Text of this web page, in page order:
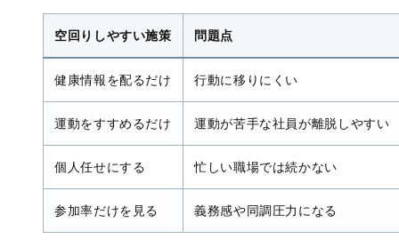
空回りしやすい施策 問題点
健康情報を配るだけ 行動に移りにくい
運動をすすめるだけ 運動が苦手な社員が離脱しやすい
個人任せにする 忙しい職場では続かない
参加率だけを見る 義務感や同調圧力になる